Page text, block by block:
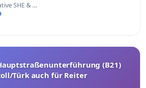
SHE & …
(B21)
Türk auch für Reiter